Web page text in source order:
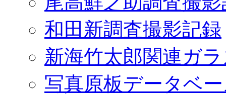
和田新調査撮影記録
新海竹太郎関連ガ
写真原板データベ